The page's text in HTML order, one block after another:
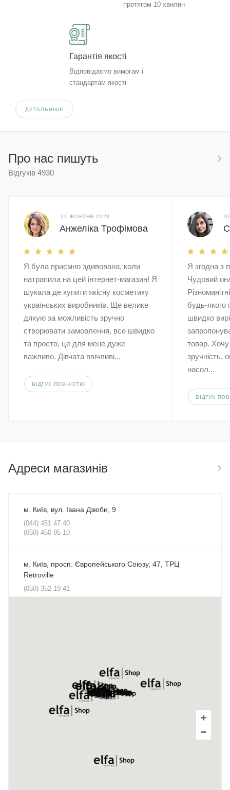
протягом 10 хвилин
Гарантія якості
Відповідаємо вимогам і
стандартам якості
ДЕТАЛЬНІШЕ
Про нас пишуть
Відгуків 4930
21 ЖОВТНЯ 2023
Анжеліка Трофімова
Я була приємно здивована, коли
натрапила на цей інтернет-магазин! Я
шукала де купити якісну косметику
українських виробників. Ще велике
дякую за можливість зручно
створювати замовлення, все швидко
та просто, це для мене дуже
важливо. Дівчата ввічливі...
ВІДГУК ПОВНІСТЮ
Я згодна з
Чудовий
будь-якого
швидко
товар.
зручність,
насол...
ВІДГУК
Адреси магазинів
м. Київ, вул. Івана Дзюби, 9
(044) 451 47 40
(050) 450 85 10
м. Київ, просп. Європейського Союзу, 47, ТРЦ
Retroville
(050) 352 19 41
м. Київ, Бессарабська площа, 1, ТЦ "Метроград",
м. Малин, вул. Володимирська, 21 а.